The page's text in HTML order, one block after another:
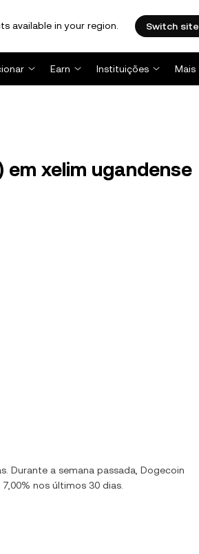
available in your region. Switch site
Earn Instituições Mais
em xelim ugandense
Durante a semana passada, Dogecoin
nos últimos 30 dias.